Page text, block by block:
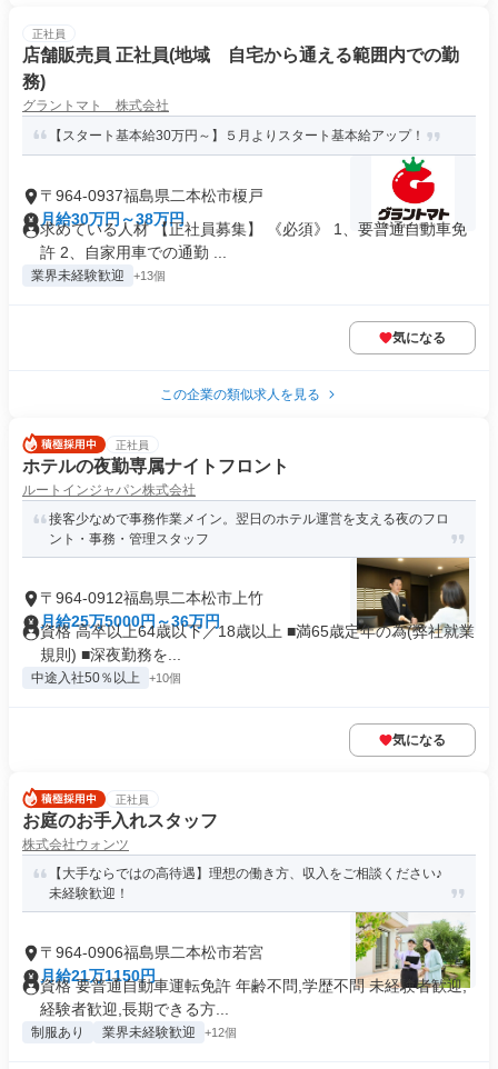
正社員
店舗販売員 正社員(地域 自宅から通える範囲内での勤
務)
グラントマト 株式会社
【スタート基本給30万円～】５月よりスタート基本給アップ！
〒964-0937福島県二本松市榎戸
月給30万円～38万円
求めている人材 【正社員募集】 《必須》 1、要普通自動車免
許 2、自家用車での通勤 ...
業界未経験歓迎 +13個
気になる
この企業の類似求人を見る
正社員
ホテルの夜勤専属ナイトフロント
ルートインジャパン株式会社
接客少なめで事務作業メイン。翌日のホテル運営を支える夜のフロ
ント・事務・管理スタッフ
〒964-0912福島県二本松市上竹
月給25万5000円～36万円
資格 高卒以上64歳以下／18歳以上 ■満65歳定年の為(弊社就業
規則) ■深夜勤務を...
中途入社50％以上 +10個
気になる
正社員
お庭のお手入れスタッフ
株式会社ウォンツ
【大手ならではの高待遇】理想の働き方、収入をご相談ください♪
未経験歓迎！
〒964-0906福島県二本松市若宮
月給21万1150円
資格 要普通自動車運転免許 年齢不問,学歴不問 未経験者歓迎,
経験者歓迎,長期できる方...
制服あり 業界未経験歓迎 +12個